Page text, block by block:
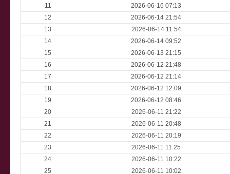
11
2026-06-16 07:13
12
2026-06-14 21:54
13
2026-06-14 11:54
14
2026-06-14 09:52
15
2026-06-13 21:15
16
2026-06-12 21:48
17
2026-06-12 21:14
18
2026-06-12 12:09
19
2026-06-12 08:46
20
2026-06-11 21:22
21
2026-06-11 20:48
22
2026-06-11 20:19
23
2026-06-11 11:25
24
2026-06-11 10:22
25
2026-06-11 10:02